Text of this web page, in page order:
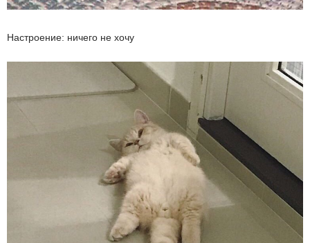
Настроение: ничего не хочу